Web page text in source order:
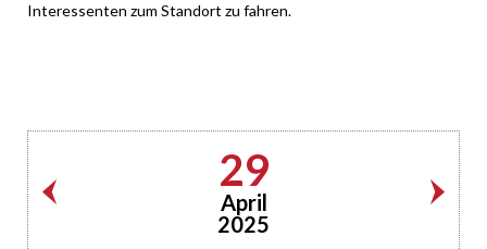
Interessenten zum Standort zu fahren.
29
April
2025